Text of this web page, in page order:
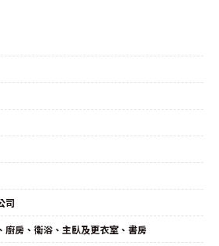
司
廚房、衛浴、主臥及更衣室、書房